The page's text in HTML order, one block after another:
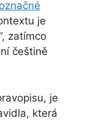
je
zatímco
češtině
je
která